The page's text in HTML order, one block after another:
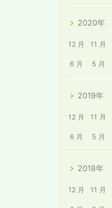
2020年
12 月 11 月
6 月 5 月
2019年
12 月 11 月
6 月 5 月
2018年
12 月 11 月